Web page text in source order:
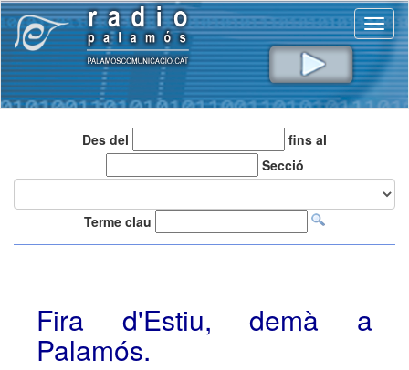
Des del
fins al
Secció
Terme clau
Fira d'Estiu, demà a
Palamós.